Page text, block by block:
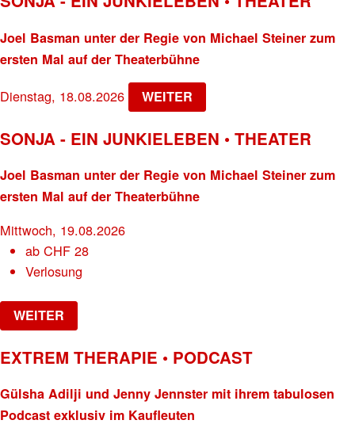
Joel Basman unter der Regie von Michael Steiner zum
ersten Mal auf der Theaterbühne
Dienstag, 18.08.2026 WEITER
SONJA - EIN JUNKIELEBEN • THEATER
Joel Basman unter der Regie von Michael Steiner zum
ersten Mal auf der Theaterbühne
Mittwoch, 19.08.2026
abCHF 28
Verlosung
WEITER
EXTREM THERAPIE • PODCAST
Gülsha Adilji und Jenny Jennster mit ihrem tabulosen
Podcast exklusiv im Kaufleuten